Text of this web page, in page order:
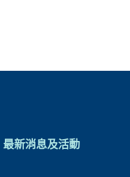
最新消息及活動